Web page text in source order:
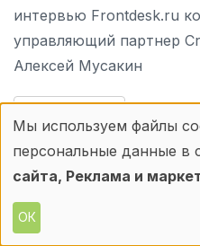
интервью Frontdesk.ru
управляющий партнер
Алексей Мусакин
данных
Мы используем файлы
персональные данные в
сайта, Реклама и
ОК